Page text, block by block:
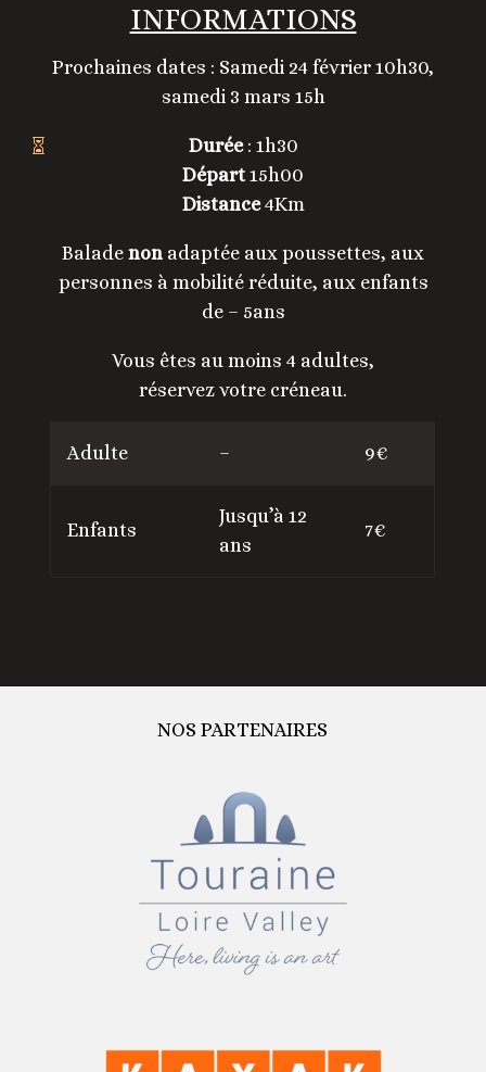
INFORMATIONS
Prochaines dates : Samedi 24 février 10h30,
samedi 3 mars 15h
 Durée: 1h30
Départ 15h00
Distance4Km
Balade non adaptée aux poussettes, aux
personnes à mobilité réduite, aux enfants
de – 5ans
Vous êtes au moins 4 adultes,
réservez votre créneau.
Adulte – 9€
Enfants
Jusqu’à 12
ans
7€
NOS PARTENAIRES